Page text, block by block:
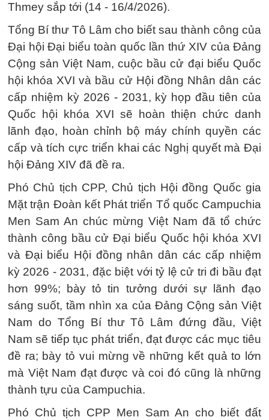
Thmey sắp tới (14 - 16/4/2026).
Tổng Bí thư Tô Lâm cho biết sau thành công của
Đại hội Đại biểu toàn quốc lần thứ XIV của Đảng
Cộng sản Việt Nam, cuộc bầu cử đại biểu Quốc
hội khóa XVI và bầu cử Hội đồng Nhân dân các
cấp nhiệm kỳ 2026 - 2031, kỳ họp đầu tiên của
Quốc hội khóa XVI sẽ hoàn thiện chức danh
lãnh đạo, hoàn chỉnh bộ máy chính quyền các
cấp và tích cực triển khai các Nghị quyết mà Đại
hội Đảng XIV đã đề ra.
Phó Chủ tịch CPP, Chủ tịch Hội đồng Quốc gia
Mặt trận Đoàn kết Phát triển Tổ quốc Campuchia
Men Sam An chúc mừng Việt Nam đã tổ chức
thành công bầu cử Đại biểu Quốc hội khóa XVI
và Đại biểu Hội đồng nhân dân các cấp nhiệm
kỳ 2026 - 2031, đặc biệt với tỷ lệ cử tri đi bầu đạt
hơn 99%; bày tỏ tin tưởng dưới sự lãnh đạo
sáng suốt, tầm nhìn xa của Đảng Cộng sản Việt
Nam do Tổng Bí thư Tô Lâm đứng đầu, Việt
Nam sẽ tiếp tục phát triển, đạt được các mục tiêu
đề ra; bày tỏ vui mừng về những kết quả to lớn
mà Việt Nam đạt được và coi đó cũng là những
thành tựu của Campuchia.
Phó Chủ tịch CPP Men Sam An cho biết đất